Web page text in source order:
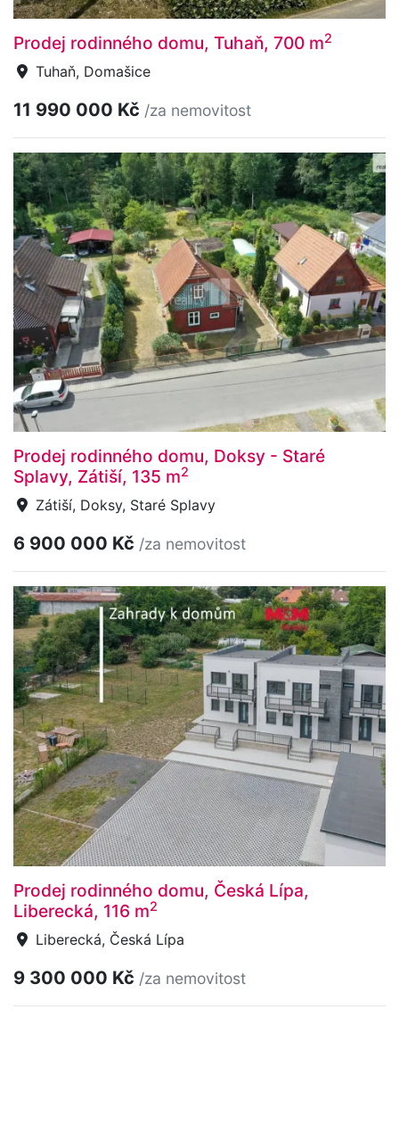
Prodej rodinného domu, Tuhaň, 700 m2
Tuhaň, Domašice
11 990 000 Kč /za nemovitost
Prodej rodinného domu, Doksy - Staré
Splavy, Zátiší, 135 m2
Zátiší, Doksy, Staré Splavy
6 900 000 Kč /za nemovitost
Prodej rodinného domu, Česká Lípa,
Liberecká, 116 m2
Liberecká, Česká Lípa
9 300 000 Kč /za nemovitost